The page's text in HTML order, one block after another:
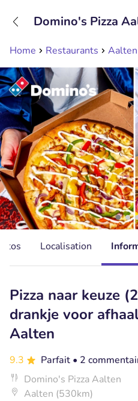
Home Restaurants Aalten
Domino's Pizza
Localisation
Pizza naar keuze
drankje voor
Aalten
9.3 Parfait • 2
Domino's Pizza Aalten
Aalten (530km)